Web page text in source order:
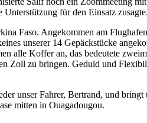
für den Einsatz
Faso. Angekommen am
unserer 14 Gepäckstücke
alle Koffer an, das bedeutete
Zoll zu bringen. Geduld und
unser Fahrer, Bertrand, und bringt
mitten in Ouagadougou.